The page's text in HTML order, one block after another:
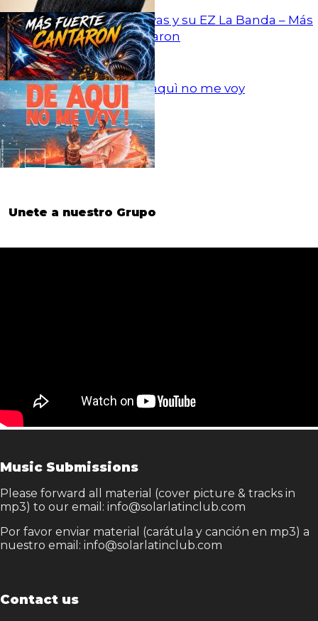
Eduardo Zayas y su EZ La Banda – Más
Fuerte Cantaron
Atabal – De aquì no me voy
Unete a nuestro Grupo
Music Submissions
Please forward all material (cover picture & tracks in
mp3) to our email: info@solarlatinclub.com
Por favor enviar material (carátula y canción en mp3) a
nuestro email: info@solarlatinclub.com
Contact us